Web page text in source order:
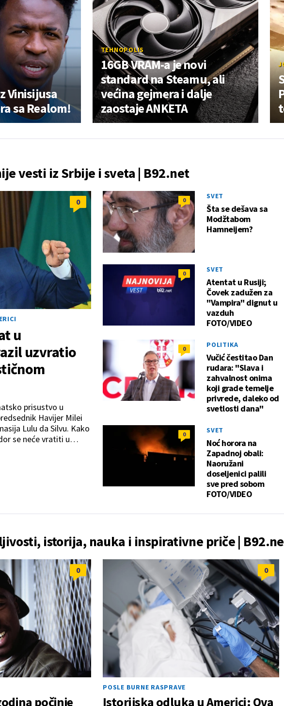
Vinisijusa
sa Realom!
TEHNOPOLIS
16GB VRAM-a je novi
standard na Steamu, ali
većina gejmera i dalje
zaostaje ANKETA
vesti iz Srbije i sveta | B92.net
0
u
uzvratio
prisustvo u
Havijer Milei
Lulu da Silvu. Kako
se neće vratiti u
0 SVET
Šta se dešava sa
Modžtabom
Hamneijem?
0 SVET
Atentat u Rusiji;
Čovek zadužen za
"Vampira" dignut u
vazduh
FOTO/VIDEO
0 POLITIKA
Vučić čestitao Dan
rudara: "Slava i
zahvalnost onima
koji grade temelje
privrede, daleko od
svetlosti dana"
0 SVET
Noć horora na
Zapadnoj obali:
Naoružani
doseljenici palili
sve pred sobom
FOTO/VIDEO
istorija, nauka i inspirativne priče |
0
počinje
0
POSLE BURNE RASPRAVE
Istorijska odluka u Americi: Ova